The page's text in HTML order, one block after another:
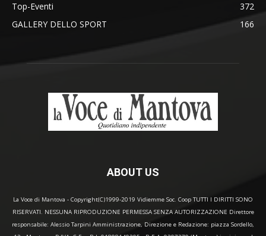
Top-Eventi
372
GALLERY DELLO SPORT
166
ABOUT US
La Voce di Mantova - Copyright(C)1999-2019 Vidiemme Soc. Coop TUTTI I DIRITTI SONO
RISERVATI. NESSUNA RIPRODUZIONE PERMESSA SENZA AUTORIZZAZIONE Direttore
responsabile: Alessio Tarpini Amministrazione, Direzione e Redazione: piazza Sordello,